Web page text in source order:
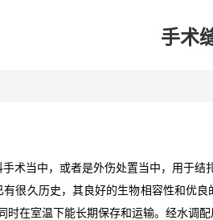
手术
术当中，或者是外伤处置当中，用于结
有很久历史，其良好的生物相容性和优良
时在室温下能长期保存和运输。经水调